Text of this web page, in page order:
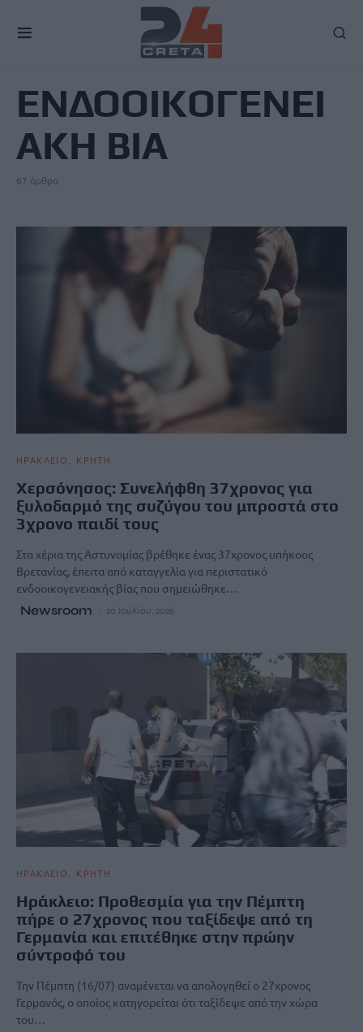
ΕΝΔΟΟΙΚΟΓΕΝΕΙ
ΑΚΗ ΒΙΑ
67 άρθρα
ΗΡΑΚΛΕΙΟ ΚΡΗΤΗ
Χερσόνησος: Συνελήφθη 37χρονος για
ξυλοδαρμό της συζύγου του μπροστά στο
3χρονο παιδί τους
Στα χέρια της Αστυνομίας βρέθηκε ένας 37χρονος υπήκοος
Βρετανίας, έπειτα από καταγγελία για περιστατικό
ενδοοικογενειακής βίας που σημειώθηκε…
Newsroom 20 Ιουλίου, 2026
ΗΡΑΚΛΕΙΟ ΚΡΗΤΗ
Ηράκλειο: Προθεσμία για την Πέμπτη
πήρε ο 27χρονος που ταξίδεψε από τη
Γερμανία και επιτέθηκε στην πρώην
σύντροφό του
Την Πέμπτη (16/07) αναμένεται να απολογηθεί ο 27χρονος
Γερμανός, ο οποίος κατηγορείται ότι ταξίδεψε από την χώρα
του…